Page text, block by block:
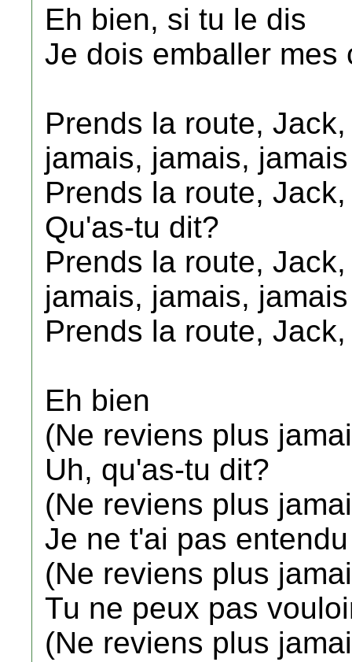
Eh bien, si tu le dis
Je dois emballer mes
Prends la route,
jamais, jamais, jamais
Prends la route,
Qu'as-tu dit?
Prends la route,
jamais, jamais, jamais
Prends la route,
Eh bien
(Ne reviens plus
Uh, qu'as-tu dit?
(Ne reviens plus
Je ne t'ai pas entendu
(Ne reviens plus
Tu ne peux pas
(Ne reviens plus